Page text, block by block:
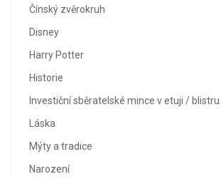
Čínský zvěrokruh
Disney
Harry Potter
Historie
Investiční sběratelské mince v etuji / blistru
Láska
Mýty a tradice
Narození